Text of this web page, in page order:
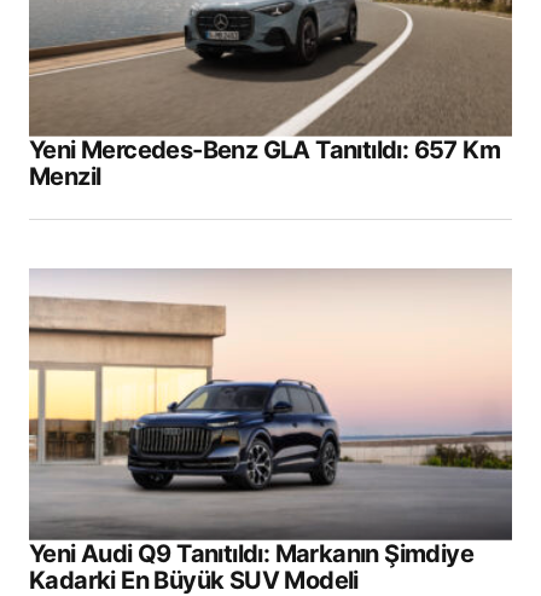
Yeni Mercedes-Benz GLA Tanıtıldı: 657 Km
Menzil
Yeni Audi Q9 Tanıtıldı: Markanın Şimdiye
Kadarki En Büyük SUV Modeli